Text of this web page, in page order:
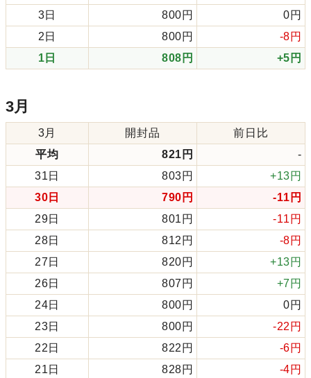
3日
800円
0円
2日
800円
-8円
1日
808円 +5円
3月
3月 開封品
前日比
平均
821円
-
31日
803円
+13円
30日
790円
-11円
29日
801円
-11円
28日
812円
-8円
27日
820円
+13円
26日
807円
+7円
24日
800円
0円
23日
800円
-22円
22日
822円
-6円
21日
828円
-4円